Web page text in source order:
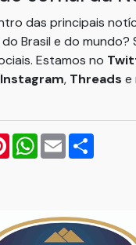
das principais
Brasil e do mundo?
Estamos no
Instagram, Threads e
PinterestWhatsApp
Email